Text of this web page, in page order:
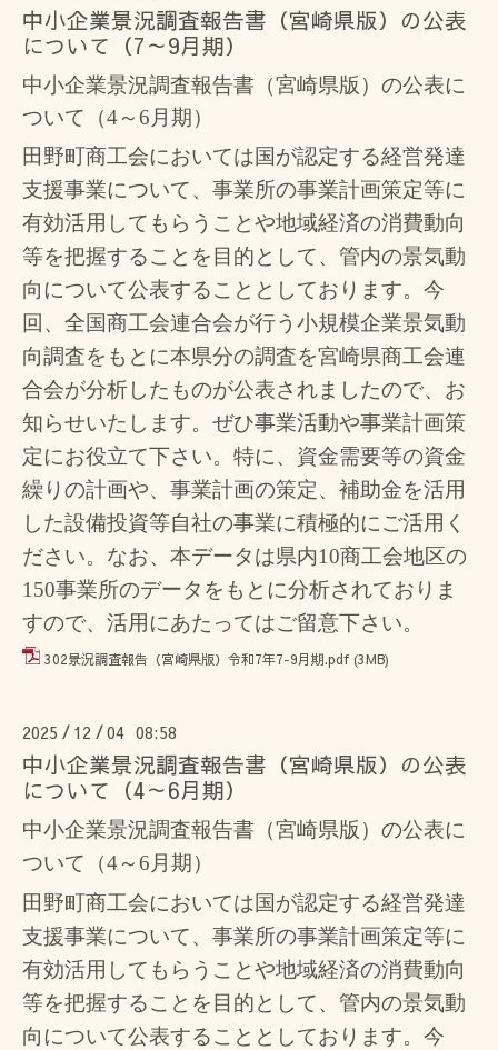
中小企業景況調査報告書（宮崎県版）の公表
について（7～9月期）
中小企業景況調査報告書（宮崎県版）の公表に
ついて（4～6月期）
田野町商工会においては国が認定する経営発達
支援事業について、事業所の事業計画策定等に
有効活用してもらうことや地域経済の消費動向
等を把握することを目的として、管内の景気動
向について公表することとしております。今
回、全国商工会連合会が行う小規模企業景気動
向調査をもとに本県分の調査を宮崎県商工会連
合会が分析したものが公表されましたので、お
知らせいたします。 ぜひ事業活動や事業計画策
定にお役立て下さい。特に、資金需要等の資金
繰りの計画や、事業計画の策定、補助金を活用
した設備投資等自社の事業に積極的にご活用く
ださい。なお、本データは県内10商工会地区の
150事業所のデータをもとに分析されておりま
すので、活用にあたってはご留意下さい。
302景況調査報告（宮崎県版）令和7年7-9月期.pdf (3MB)
2025 / 12 /04 08:58
中小企業景況調査報告書（宮崎県版）の公表
について（4～6月期）
中小企業景況調査報告書（宮崎県版）の公表に
ついて（4～6月期）
田野町商工会においては国が認定する経営発達
支援事業について、事業所の事業計画策定等に
有効活用してもらうことや地域経済の消費動向
等を把握することを目的として、管内の景気動
向について公表することとしております。今